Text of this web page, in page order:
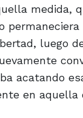
medida,
luego
acatando
en aquella